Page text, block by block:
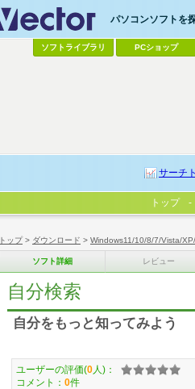
トップ> ダウンロード > Windows11/10/8/7/Vista/
ソフト詳細 レビュー
自分検索
自分をもっと知ってみよう
ユーザーの評価(0 人)：
コメント： 0件
パソコンソフトを
ソフトライブラリ PCショップ
サーチ
トップ